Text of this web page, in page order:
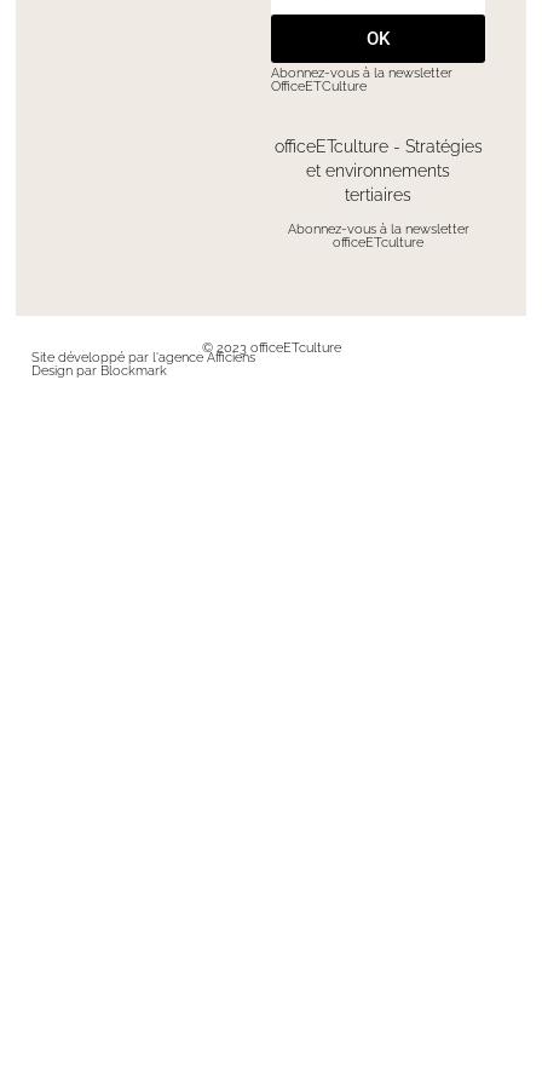
OK
Abonnez-vous à la newsletter
OfficeETCulture
officeETculture - Stratégies
et environnements
tertiaires
Abonnez-vous à la newsletter
officeETculture
© 2023 officeETculture
Site développé par l'agence Afficiens
Design par Blockmark